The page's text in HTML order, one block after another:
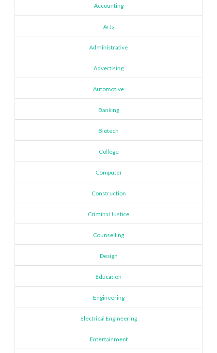
Accounting
Arts
Administrative
Advertising
Automotive
Banking
Biotech
College
Computer
Construction
Criminal Justice
Counselling
Design
Education
Engineering
Electrical Engineering
Entertainment